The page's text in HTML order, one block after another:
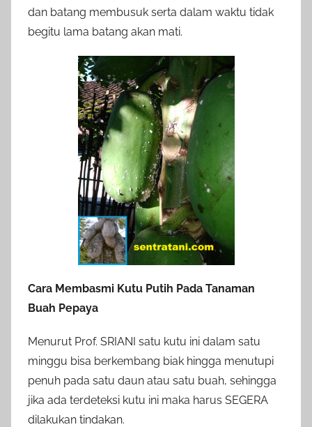
dan batang membusuk serta dalam waktu tidak
begitu lama batang akan mati.
Cara Membasmi Kutu Putih Pada Tanaman
Buah Pepaya
Menurut Prof. SRIANI satu kutu ini dalam satu
minggu bisa berkembang biak hingga menutupi
penuh pada satu daun atau satu buah, sehingga
jika ada terdeteksi kutu ini maka harus SEGERA
dilakukan tindakan.